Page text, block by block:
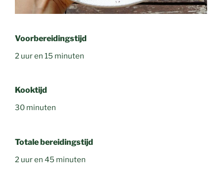
Voorbereidingstijd
2 uur en 15 minuten
Kooktijd
30 minuten
Totale bereidingstijd
2 uur en 45 minuten